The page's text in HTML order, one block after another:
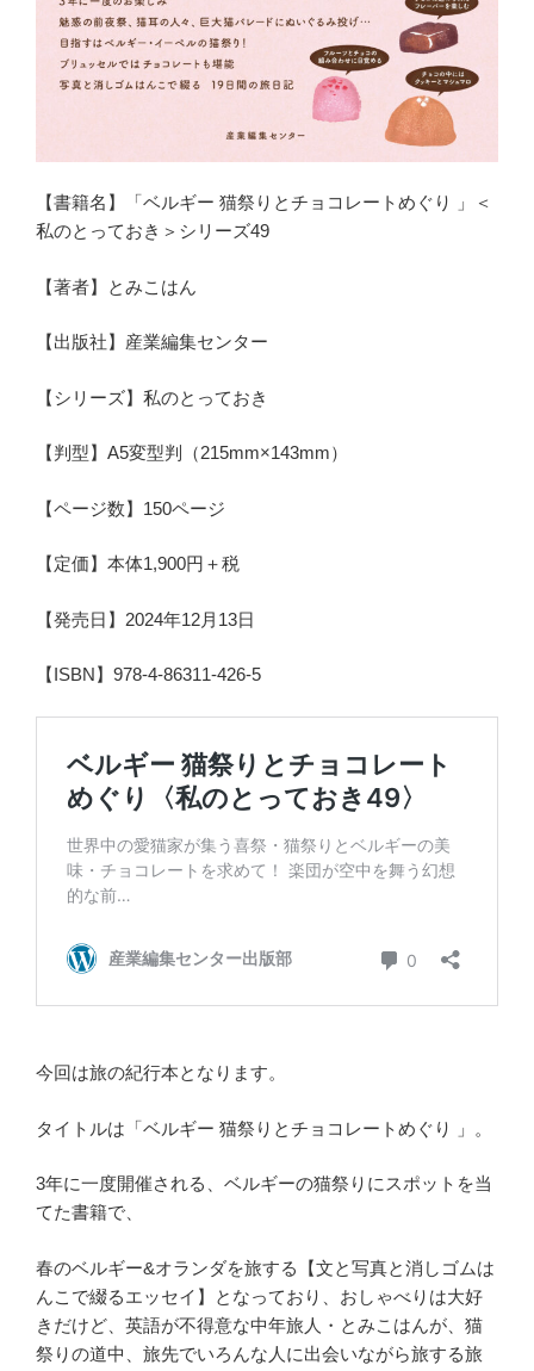
【書籍名】「ベルギー 猫祭りとチョコレートめぐり 」＜
私のとっておき＞シリーズ49
【著者】とみこはん
【出版社】産業編集センター
【シリーズ】私のとっておき
【判型】A5変型判（215mm×143mm）
【ページ数】150ページ
【定価】本体1,900円＋税
【発売日】2024年12月13日
【ISBN】978-4-86311-426-5
今回は旅の紀行本となります。
タイトルは「ベルギー 猫祭りとチョコレートめぐり 」。
3年に一度開催される、ベルギーの猫祭りにスポットを当
てた書籍で、
春のベルギー&オランダを旅する【文と写真と消しゴムは
んこで綴るエッセイ】となっており、おしゃべりは大好
きだけど、英語が不得意な中年旅人・とみこはんが、猫
祭りの道中、旅先でいろんな人に出会いながら旅する旅